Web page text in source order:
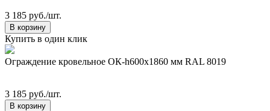
3 185 руб./шт.
В корзину
Купить в один клик
Ограждение кровельное ОК-h600х1860 мм RAL 8019
3 185 руб./шт.
В корзину